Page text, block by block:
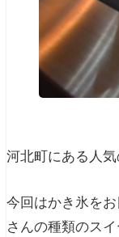
河北町にある人
今回はかき氷を
さんの種類のス